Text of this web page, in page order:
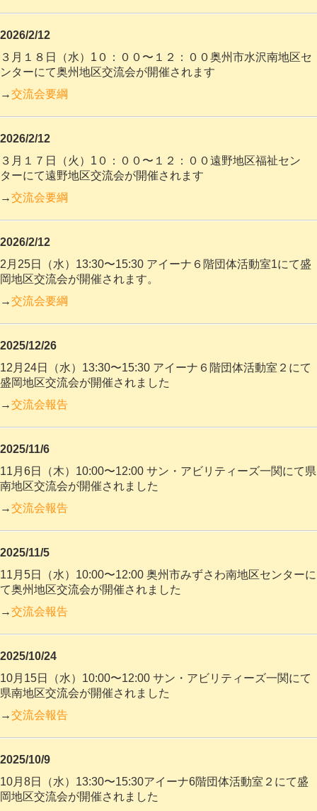
2026/2/12
３月１８日（水）1０：００〜１２：００奥州市水沢南地区セ
ンターにて奥州地区交流会が開催されます
→交流会要綱
2026/2/12
３月１７日（火）1０：００〜１２：００遠野地区福祉セン
ターにて遠野地区交流会が開催されます
→交流会要綱
2026/2/12
2月25日（水）13:30〜15:30 アイーナ６階団体活動室1にて盛
岡地区交流会が開催されます。
→交流会要綱
2025/12/26
12月24日（水）13:30〜15:30 アイーナ６階団体活動室２にて
盛岡地区交流会が開催されました
→交流会報告
2025/11/6
11月6日（木）10:00〜12:00 サン・アビリティーズ一関にて県
南地区交流会が開催されました
→交流会報告
2025/11/5
11月5日（水）10:00〜12:00 奥州市みずさわ南地区センターに
て奥州地区交流会が開催されました
→交流会報告
2025/10/24
10月15日（水）10:00〜12:00 サン・アビリティーズ一関にて
県南地区交流会が開催されました
→交流会報告
2025/10/9
10月8日（水）13:30〜15:30アイーナ6階団体活動室２にて盛
岡地区交流会が開催されました